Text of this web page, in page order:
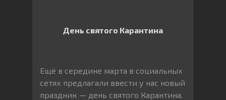
День святого Карантина
Ещё в середине марта в социальных
сетях предлагали ввести у нас новый
праздник — день святого Карантина.